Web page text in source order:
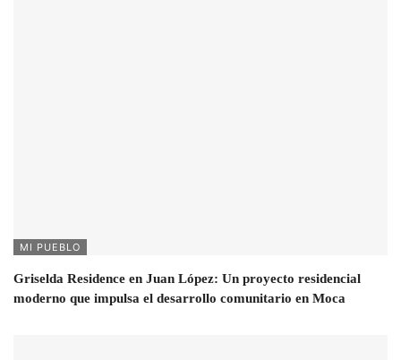
MI PUEBLO
Griselda Residence en Juan López: Un proyecto residencial
moderno que impulsa el desarrollo comunitario en Moca